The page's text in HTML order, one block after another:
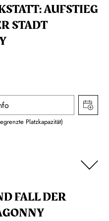
AUFSTIEG
STADT
Platzkapazität)
FALL DER